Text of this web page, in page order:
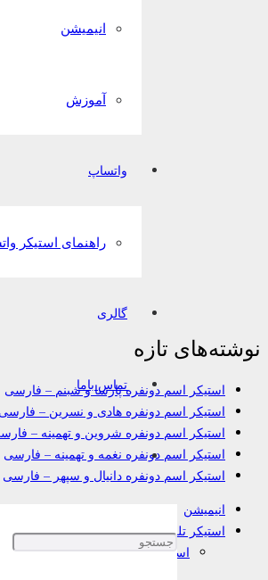
انیمیشن
آموزش
واتساپ
راهنمای استیکر
گالری
تماس باما
نوشته‌های تازه
استیکر اسم دونفره پارسا و شبنم – فارسی
استیکر اسم دونفره هادی و نسرین – فارسی
استیکر اسم دونفره شروین و تهمینه –
استیکر اسم دونفره نغمه و تهمینه – فارسی
استیکر اسم دونفره دانیال و سپهر – فارسی
انیمیشن
استیکر تلگرام
استیکر اسم